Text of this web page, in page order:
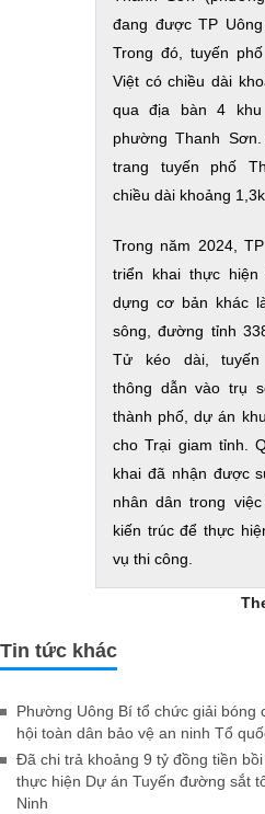
đang được TP
Trong đó, tuyến
Việt có chiều dài
qua địa bàn 4
phường Thanh Sơn.
trang tuyến phố
chiều dài khoảng
Trong năm 2024,
triển khai thực
dựng cơ bản khác
sông, đường tỉnh
Tử kéo dài,
thông dẫn vào trụ
thành phố, dự án
cho Trại giam tỉnh.
khai đã nhận được
nhân dân trong
kiến trúc để thực
vụ thi công.
Tin tức khác
Phường Uông Bí tổ chức giải bóng
hội toàn dân bảo vệ an ninh Tổ
Đã chi trả khoảng 9 tỷ đồng tiền
thực hiện Dự án Tuyến đường sắt
Ninh